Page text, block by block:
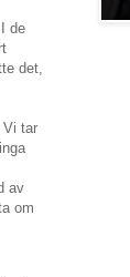
de
det,
Vi tar
av
om